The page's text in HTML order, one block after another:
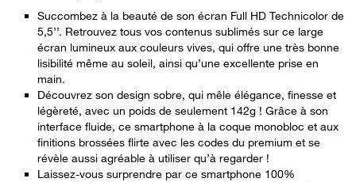
Succombez à la beauté de son écran Full HD Technicolor de
5,5’’. Retrouvez tous vos contenus sublimés sur ce large
écran lumineux aux couleurs vives, qui offre une très bonne
lisibilité même au soleil, ainsi qu’une excellente prise en
main.
Découvrez son design sobre, qui mêle élégance, finesse et
légèreté, avec un poids de seulement 142g ! Grâce à son
interface fluide, ce smartphone à la coque monobloc et aux
finitions brossées flirte avec les codes du premium et se
révèle aussi agréable à utiliser qu’à regarder !
Laissez-vous surprendre par ce smartphone 100%